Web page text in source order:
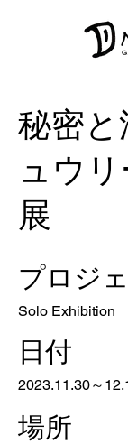
秘密と
ュウ
展
プロジ
Solo Exhibition
日付
2023.11.30～
場所